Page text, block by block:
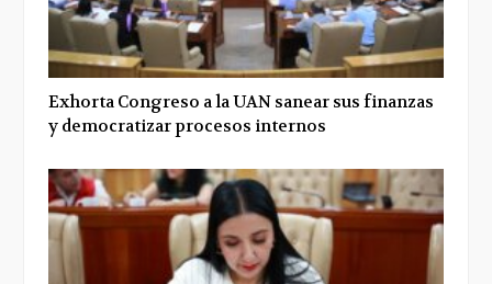
Exhorta Congreso a la UAN sanear sus finanzas
y democratizar procesos internos